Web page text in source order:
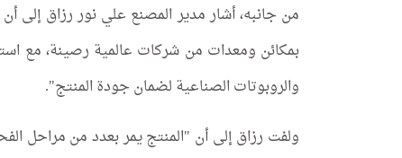
من جانبه، أشار مدير المصنع علي نور رزاق إلى
بمكائن ومعدات من شركات عالمية رصينة، مع
والروبوتات الصناعية لضمان جودة المنتج".
ولفت رزاق إلى أن "المنتج يمر بعدد من مراحل